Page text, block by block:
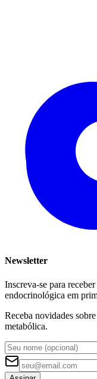
Newsletter
Inscreva-se para
endocrinológica em
Receba novidades
metabólica.